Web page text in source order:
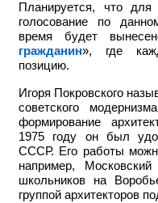
Планируется, что
голосование по
время будет
гражданин», где
позицию.
Игоря Покровского
советского
формирование
1975 году он был
СССР. Его работы
например,
школьников на
группой архитекторов